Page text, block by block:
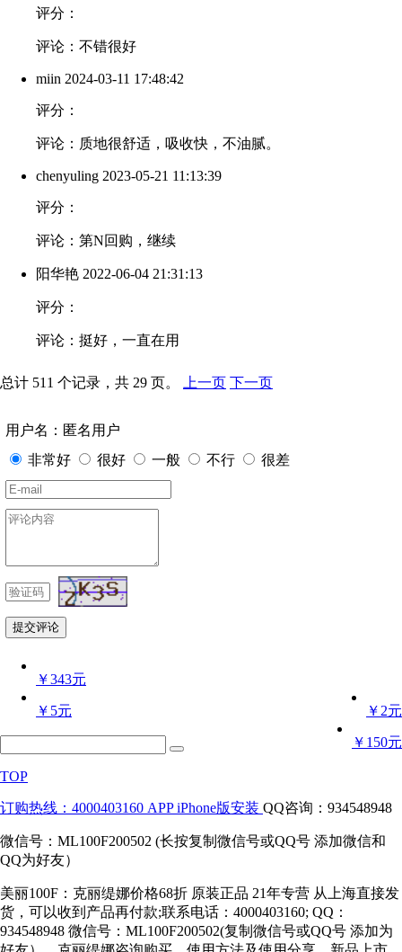
评分：
评论：不错很好
miin 2024-03-11 17:48:42
评分：
评论：质地很舒适，吸收快，不油腻。
chenyuling 2023-05-21 11:13:39
评分：
评论：第N回购，继续
阳华艳 2022-06-04 21:31:13
评分：
评论：挺好，一直在用
总计 511 个记录，共 29 页。 上一页 下一页
用户名：匿名用户
非常好
很好 一般 不行 很差
￥343元
￥2元
￥5元
￥150元
TOP
订购热线：4000403160 APP iPhone版安装 QQ咨询：934548948
微信号：ML100F200502 (长按复制微信号或QQ号 添加微信和
QQ为好友）
美丽100F：克丽缇娜价格68折 原装正品 21年专营 从上海直接发
货，可以收到产品再付款;联系电话：4000403160; QQ：
934548948 微信号：ML100F200502(复制微信号或QQ号 添加为